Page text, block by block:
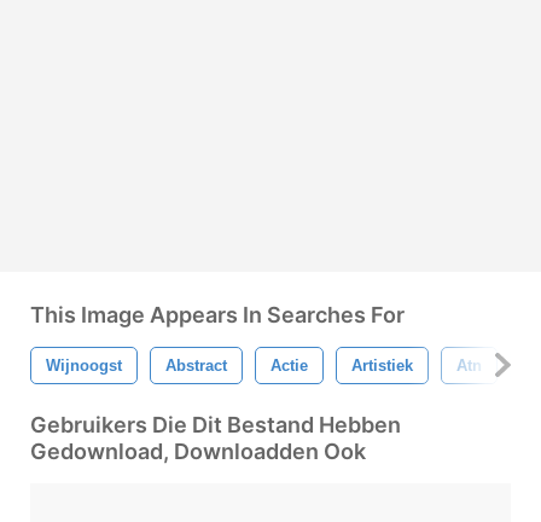
This Image Appears In Searches For
Wijnoogst Abstract Actie Artistiek Atn
Gebruikers Die Dit Bestand Hebben
Gedownload, Downloadden Ook